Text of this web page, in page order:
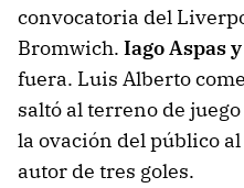
convocatoria del
Bromwich. Iago Aspas
fuera. Luis Alberto
saltó al terreno de
la ovación del público
autor de tres goles.